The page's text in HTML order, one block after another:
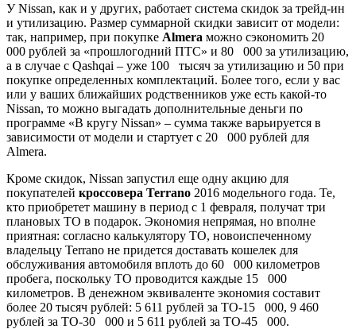
У Nissan, как и у других, работает система скидок за трейд-ин
и утилизацию. Размер суммарной скидки зависит от модели:
так, например, при покупке Almera можно сэкономить 20
000 рублей за «прошлогодний ПТС» и 80 000 за утилизацию,
а в случае с Qashqai – уже 100 тысяч за утилизацию и 50 при
покупке определенных комплектаций. Более того, если у вас
или у ваших ближайших родственников уже есть какой-то
Nissan, то можно выгадать дополнительные деньги по
программе «В кругу Nissan» – сумма также варьируется в
зависимости от модели и стартует с 20 000 рублей для
Almera.
Кроме скидок, Nissan запустил еще одну акцию для
покупателей кроссовера Terrano 2016 модельного года. Те,
кто приобретет машину в период с 1 февраля, получат три
плановых ТО в подарок. Экономия непрямая, но вполне
приятная: согласно калькулятору ТО, новоиспеченному
владельцу Terrano не придется доставать кошелек для
обслуживания автомобиля вплоть до 60 000 километров
пробега, поскольку ТО проводится каждые 15 000
километров. В денежном эквиваленте экономия составит
более 20 тысяч рублей: 5 611 рублей за ТО-15 000, 9 460
рублей за ТО-30 000 и 5 611 рублей за ТО-45 000.